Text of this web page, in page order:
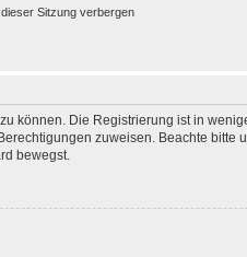
Sitzung verbergen
können. Die Registrierung ist in
zuweisen. Beachte
bewegst.